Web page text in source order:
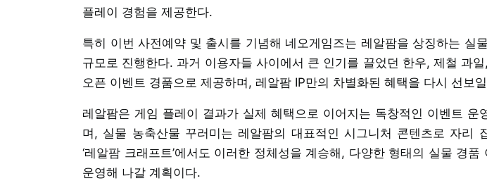
플레이 경험을 제공한다.
특히 이번 사전예약 및 출시를 기념해 네오게임즈는 레알팜을 상징하는 실
규모로 진행한다. 과거 이용자들 사이에서 큰 인기를 끌었던 한우, 제철 과
오픈 이벤트 경품으로 제공하며, 레알팜 IP만의 차별화된 혜택을 다시 선보
레알팜은 게임 플레이 결과가 실제 혜택으로 이어지는 독창적인 이벤트 운
며, 실물 농축산물 꾸러미는 레알팜의 대표적인 시그니처 콘텐츠로 자리
‘레알팜 크래프트’에서도 이러한 정체성을 계승해, 다양한 형태의 실물 경품
운영해 나갈 계획이다.